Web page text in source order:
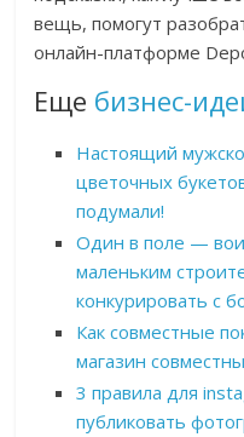
вещь, помогут
онлайн-платформе
Еще бизнес-
Настоящий
цветочных
подумали!
Один в поле —
маленьким
конкурировать с
Как совместные
магазин
3 правила для
публиковать